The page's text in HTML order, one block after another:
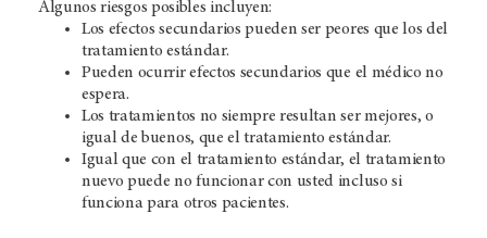
Algunos riesgos posibles incluyen:
Los efectos secundarios pueden ser peores que los del
tratamiento estándar.
Pueden ocurrir efectos secundarios que el médico no
espera.
Los tratamientos no siempre resultan ser mejores, o
igual de buenos, que el tratamiento estándar.
Igual que con el tratamiento estándar, el tratamiento
nuevo puede no funcionar con usted incluso si
funciona para otros pacientes.